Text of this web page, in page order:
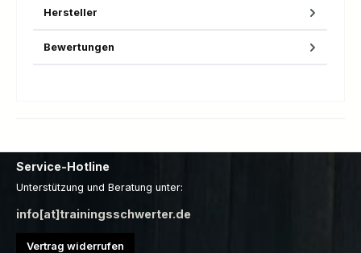
Hersteller
Bewertungen
Service-Hotline
Unterstützung und Beratung unter:
info[at]trainingsschwerter.de
Vertrag widerrufen